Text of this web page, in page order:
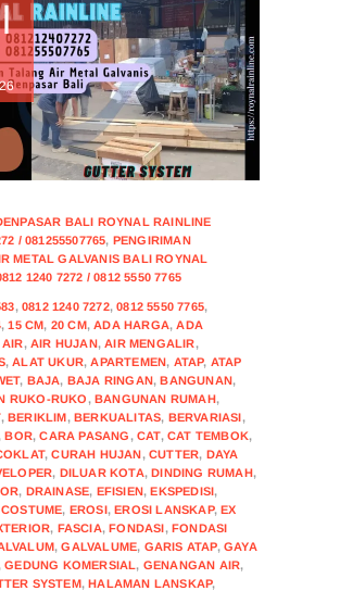
BALI ROYNAL RAINLINE
/ 081255507765, PENGIRIMAN
METAL GALVANIS BALI ROYNAL
1240 7272 / 0812 5550 7765
,0812 1240 7272,0812 5550 7765,
,15 CM, 20 CM,ADA HARGA,ADA
AIR,AIR HUJAN,AIR MENGALIR,
,ALAT UKUR,APARTEMEN, ATAP, ATAP
, BAJA, BAJA RINGAN,BANGUNAN,
RUKO-RUKO ,BANGUNAN RUMAH,
,BERIKLIM,BERKUALITAS, BERVARIASI,
,BOR,CARA PASANG ,CAT,CAT TEMBOK,
,CURAH HUJAN,CUTTER, DAYA
, DILUAR KOTA,DINDING RUMAH,
, DRAINASE, EFISIEN,EKSPEDISI,
, EROSI,EROSI LANSKAP,EX
, FASCIA,FONDASI,FONDASI
,GALVALUME, GARIS ATAP,GAYA
GEDUNG KOMERSIAL, GENANGAN AIR,
SYSTEM,HALAMAN LANSKAP,